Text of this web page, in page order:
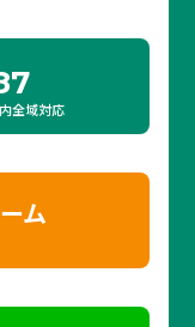
全域対応
ム